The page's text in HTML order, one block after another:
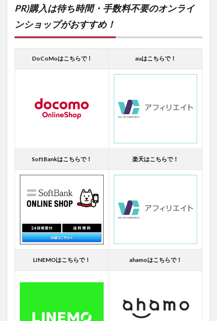
PR)購入は待ち時間・手数料不要のオンライ
ンショップがおすすめ！
DoCoMoはこちらで！ auはこちらで！
SoftBankはこちらで！ 楽天はこちらで！
LINEMOはこちらで！ ahamoはこちらで！